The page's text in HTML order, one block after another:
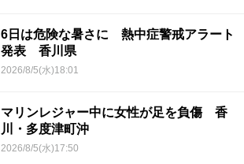
6日は危険な暑さに 熱中症警戒アラート
発表 香川県
2026/8/5(水)18:01
マリンレジャー中に女性が足を負傷 香
川・多度津町沖
2026/8/5(水)17:50